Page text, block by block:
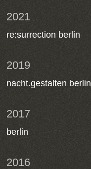
2021
re:surrection berlin
2019
nacht.gestalten berlin
2017
berlin
2016